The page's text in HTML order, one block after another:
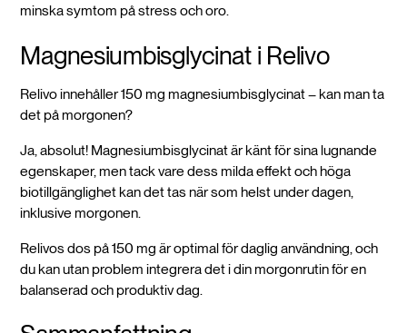
minska symtom på stress och oro.
Magnesiumbisglycinat i Relivo
Relivo innehåller 150 mg magnesiumbisglycinat – kan man ta
det på morgonen?
Ja, absolut! Magnesiumbisglycinat är känt för sina lugnande
egenskaper, men tack vare dess milda effekt och höga
biotillgänglighet kan det tas när som helst under dagen,
inklusive morgonen.
Relivos dos på 150 mg är optimal för daglig användning, och
du kan utan problem integrera det i din morgonrutin för en
balanserad och produktiv dag.